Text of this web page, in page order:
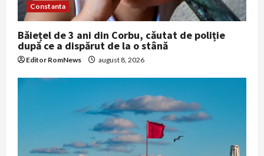
Constanta
Băiețel de 3 ani din Corbu, căutat de poliție
după ce a dispărut de la o stână
Editor RomNews august 8, 2026